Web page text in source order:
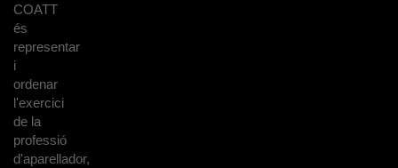
COATT
és
representar
i
ordenar
l'exercici
de la
professió
d'aparellador,